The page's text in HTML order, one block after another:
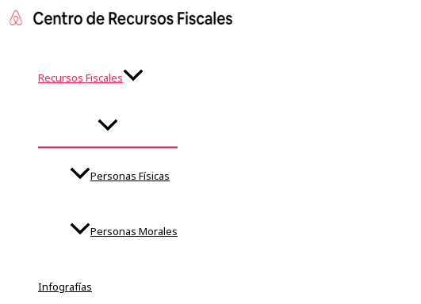
Ir
al
Recursos Fiscales
MENÚ
Personas Físicas
Personas Morales
Infografías